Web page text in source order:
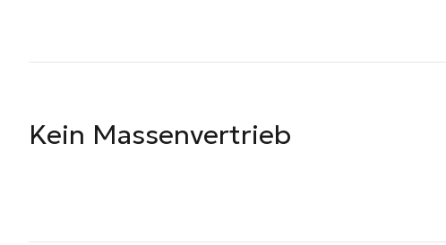
Kein Massenvertrieb